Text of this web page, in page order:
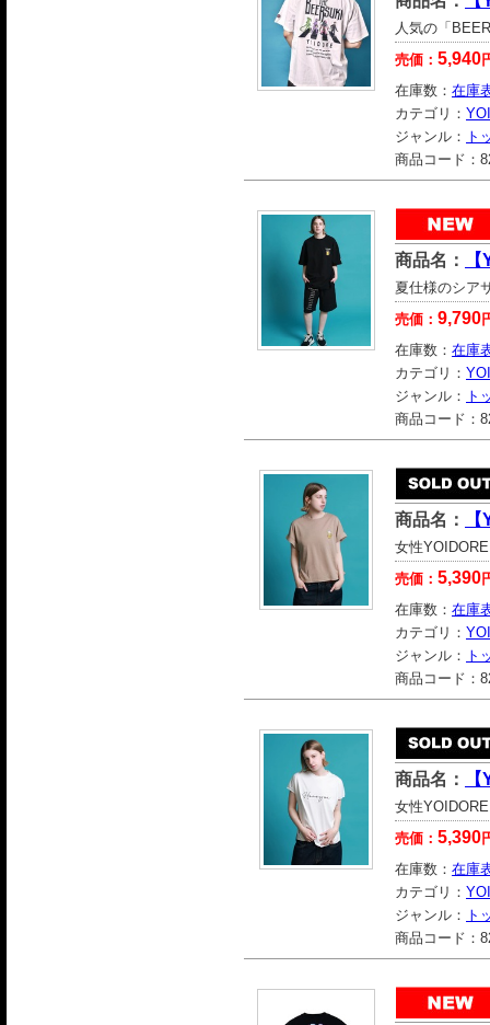
人気の「
売価： 5,940
在庫数： 在庫
カテゴリ：
ジャンル： ト
商品コード：
商品名：
夏仕様のシア
売価： 9,790
在庫数： 在庫
カテゴリ：
ジャンル： ト
商品コード：
商品名：
女性
売価： 5,390
在庫数： 在庫
カテゴリ：
ジャンル： ト
商品コード：
商品名：
女性
売価： 5,390
在庫数： 在庫
カテゴリ：
ジャンル： ト
商品コード：